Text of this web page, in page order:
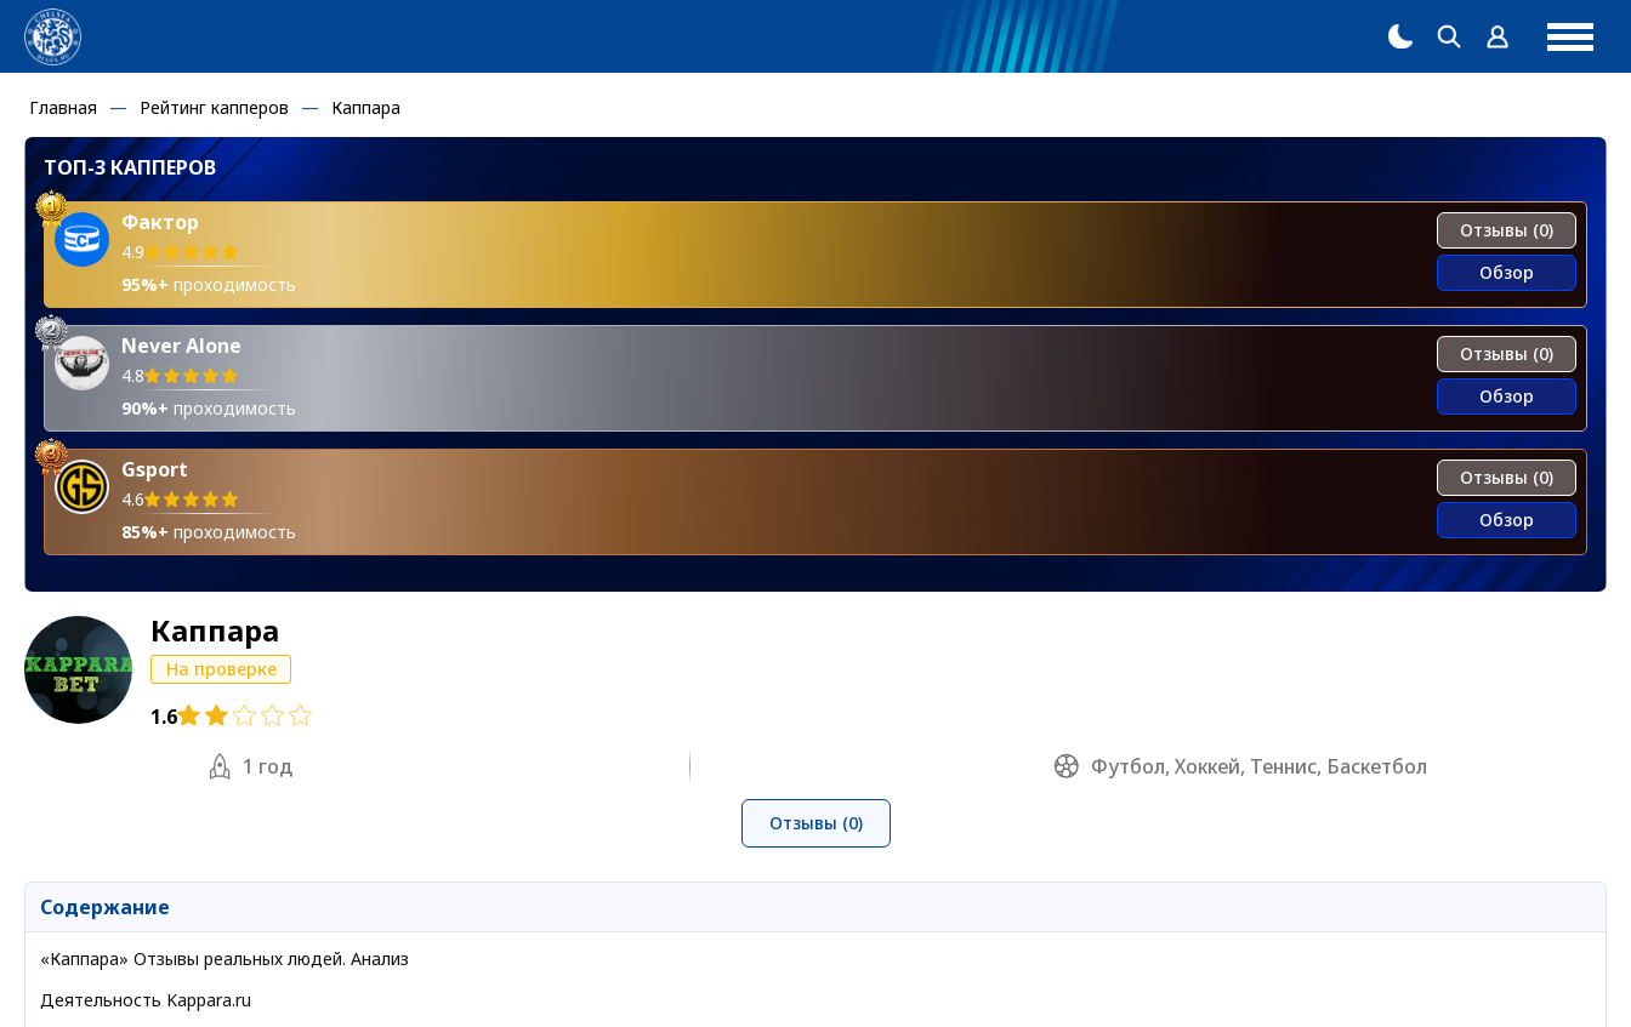
Главная Рейтинг капперов Каппара
ТОП-3 КАППЕРОВ
Фактор
4.9
95%+ проходимость
Отзывы (0)
Обзор
Never Alone
4.8
90%+ проходимость
Отзывы (0)
Обзор
Gsport
4.6
85%+ проходимость
Отзывы (0)
Обзор
Каппара
На проверке
1.6
1 год
Футбол, Хоккей, Теннис, Баскетбол
Отзывы (0)
Содержание
«Каппара» Отзывы реальных людей. Анализ
Деятельность Kappara.ru